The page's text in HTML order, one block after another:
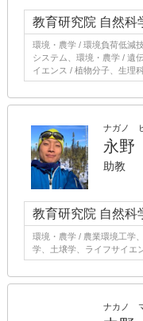
教育研究院 自然科
環境・農学 / 環境負荷低減
システム、環境・農学 / 遺
イエンス / 植物分子、生理
ナガノ
永
助教
教育研究院 自然科
環境・農学 / 農業環境工学
学、土壌学、ライフサイエ
ナカノ